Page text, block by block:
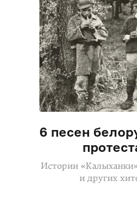
6 песен
Истории
и других